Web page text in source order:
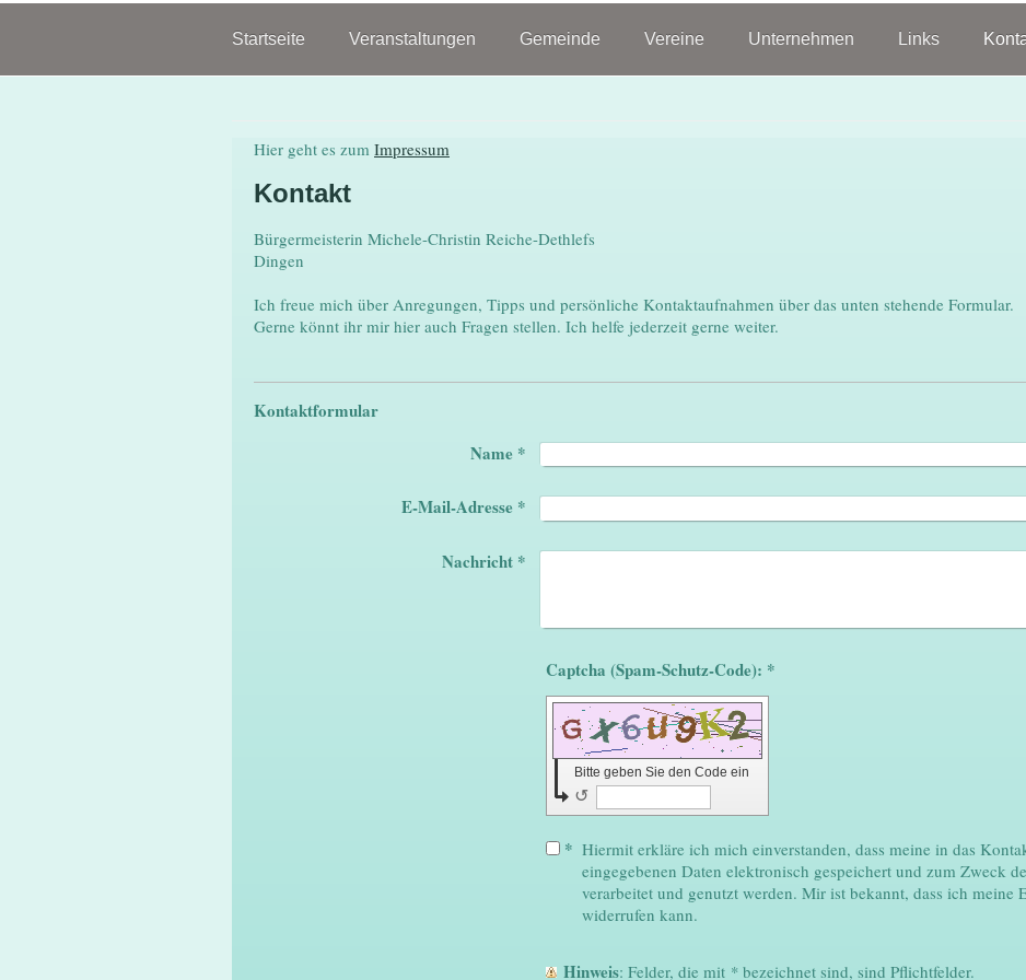
Startseite Veranstaltungen Gemeinde Vereine Unternehmen Links
Hier geht es zum Impressum
Kontakt
Bürgermeisterin Michele-Christin Reiche-Dethlefs
Dingen
Ich freue mich über Anregungen, Tipps und persönliche Kontaktaufnahmen über das unten stehende Formular.
Gerne könnt ihr mir hier auch Fragen stellen. Ich helfe jederzeit gerne weiter.
Kontaktformular
Name *
E-Mail-Adresse *
Nachricht *
Captcha (Spam-Schutz-Code): *
Bitte geben Sie den Code ein
↺
* Hiermit erkläre ich mich einverstanden, dass meine in das
eingegebenen Daten elektronisch gespeichert und zum Zweck
verarbeitet und genutzt werden. Mir ist bekannt, dass ich meine
widerrufen kann.
Hinweis : Felder, die mit *bezeichnet sind, sind Pflichtfelder.